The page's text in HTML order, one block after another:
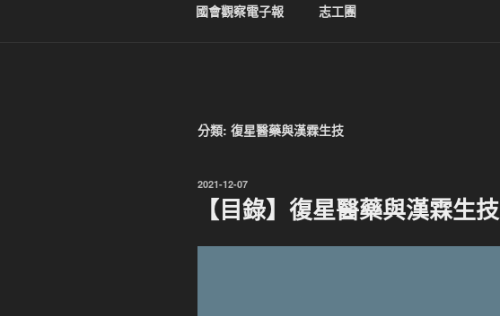
國會觀察電子報 志工團
分類: 復星醫藥與漢霖生技
發
2021-12-07
【目錄】復星醫藥與漢霖生技